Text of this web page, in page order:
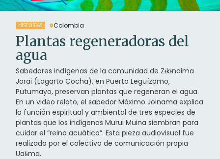
HISTORIAS Colombia
Plantas regeneradoras del
agua
Sabedores indígenas de la comunidad de Zɨkɨnaima
Jorai (Lagarto Cocha), en Puerto Leguízamo,
Putumayo, preservan plantas que regeneran el agua.
En un video relato, el sabedor Máximo Joinama explica
la función espiritual y ambiental de tres especies de
plantas que los indígenas Murui Muina siembran para
cuidar el “reino acuático”. Esta pieza audiovisual fue
realizada por el colectivo de comunicación propia
Uaiɨma.